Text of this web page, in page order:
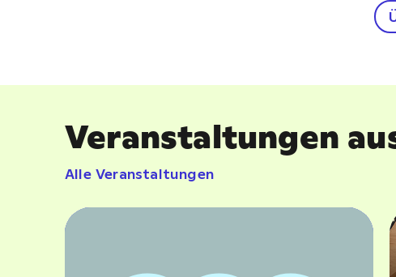
Veranstaltungen
Alle Veranstaltungen